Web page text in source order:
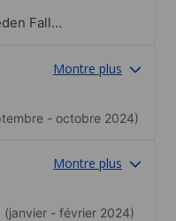
Fall
Montre plus
- octobre 2024)
Montre plus
(janvier - février 2024)